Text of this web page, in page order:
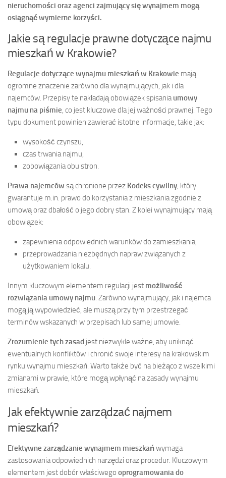
nieruchomości oraz agenci zajmujący się wynajmem mogą
osiągnąć wymierne korzyści.
Jakie są regulacje prawne dotyczące najmu
mieszkań w Krakowie?
Regulacje dotyczące wynajmu mieszkań w Krakowie mają
ogromne znaczenie zarówno dla wynajmujących, jak i dla
najemców. Przepisy te nakładają obowiązek spisaniaumowy
najmu na piśmie, co jest kluczowe dla jej ważności prawnej. Tego
typu dokument powinien zawierać istotne informacje, takie jak:
wysokość czynszu,
czas trwania najmu,
zobowiązania obu stron.
Prawa najemców są chronione przez Kodeks cywilny, który
gwarantuje m.in. prawo do korzystania z mieszkania zgodnie z
umową oraz dbałość o jego dobry stan. Z kolei wynajmujący mają
obowiązek:
zapewnienia odpowiednich warunków do zamieszkania,
przeprowadzania niezbędnych napraw związanych z
użytkowaniem lokalu.
Innym kluczowym elementem regulacji jest możliwość
rozwiązania umowy najmu. Zarówno wynajmujący, jak i najemca
mogą ją wypowiedzieć, ale muszą przy tym przestrzegać
terminów wskazanych w przepisach lub samej umowie.
Zrozumienie tych zasad jest niezwykle ważne, aby uniknąć
ewentualnych konfliktów i chronić swoje interesy na krakowskim
rynku wynajmu mieszkań. Warto także być na bieżąco z wszelkimi
zmianami w prawie, które mogą wpłynąć na zasady wynajmu
mieszkań.
Jak efektywnie zarządzać najmem
mieszkań?
Efektywne zarządzanie wynajmem mieszkańwymaga
zastosowania odpowiednich narzędzi oraz procedur. Kluczowym
elementem jest dobór właściwego oprogramowania do